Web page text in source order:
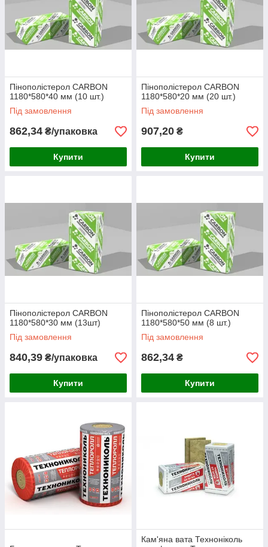
Пінополістерол CARBON
1180*580*40 мм (10 шт.)
Під замовлення
862,34 ₴/упаковка
Купити
Пінополістерол CARBON
1180*580*20 мм (20 шт.)
Під замовлення
907,20 ₴
Купити
Пінополістерол CARBON
1180*580*30 мм (13шт)
Під замовлення
840,39 ₴/упаковка
Купити
Пінополістерол CARBON
1180*580*50 мм (8 шт.)
Під замовлення
862,34 ₴
Купити
Кам'яна вата Техноніколь